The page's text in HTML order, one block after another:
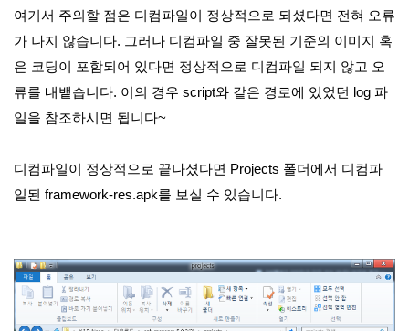
여기서 주의할 점은 디컴파일이 정상적으로 되셨다면 전혀 오류
가 나지 않습니다. 그러나 디컴파일 중 잘못된 기준의 이미지 혹
은 코딩이 포함되어 있다면 정상적으로 디컴파일 되지 않고 오
류를 내뱉습니다. 이의 경우 script와 같은 경로에 있었던 log 파
일을 참조하시면 됩니다~
디컴파일이 정상적으로 끝나셨다면 Projects 폴더에서 디컴파
일된 framework-res.apk를 보실 수 있습니다.